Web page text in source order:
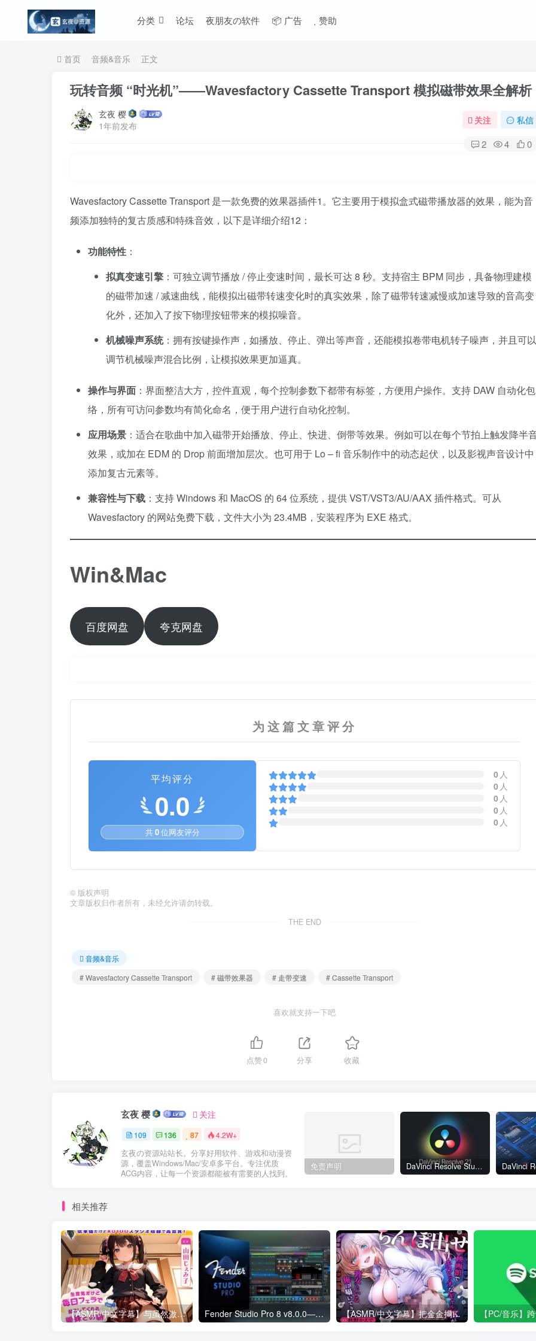
分类 论坛 夜朋友の软件 📦 广告 赞助
首页 音频&音乐 正文
玩转音频 “时光机”——Wavesfactory Cassette Transport 模拟磁带效果全解析
玄夜 樱
1年前发布
关注 私信
2 4 0
Wavesfactory Cassette Transport 是一款免费的效果器插件1。它主要用于模拟盒式磁带播放器的效果，能为音
频添加独特的复古质感和特殊音效，以下是详细介绍12：
功能特性 ：
拟真变速引擎 ：可独立调节播放 / 停止变速时间，最长可达 8 秒。支持宿主 BPM 同步，具备物理建模
的磁带加速 / 减速曲线，能模拟出磁带转速变化时的真实效果，除了磁带转速减慢或加速导致的音高变
化外，还加入了按下物理按钮带来的模拟噪音。
机械噪声系统：拥有按键操作声，如播放、停止、弹出等声音，还能模拟卷带电机转子噪声，并且可以
调节机械噪声混合比例，让模拟效果更加逼真。
操作与界面 ：界面整洁大方，控件直观，每个控制参数下都带有标签，方便用户操作。支持 DAW 自动化包
络，所有可访问参数均有简化命名，便于用户进行自动化控制。
应用场景 ：适合在歌曲中加入磁带开始播放、停止、快进、倒带等效果。例如可以在每个节拍上触发降半
效果，或加在 EDM 的 Drop 前面增加层次。也可用于 Lo – fi 音乐制作中的动态起伏，以及影视声音设计中
添加复古元素等。
兼容性与下载 ：支持 Windows 和 MacOS 的 64 位系统，提供 VST/VST3/AU/AAX 插件格式。可从
Wavesfactory 的网站免费下载，文件大小为 23.4MB，安装程序为 EXE 格式。
Win&Mac
百度网盘 夸克网盘
为这篇文章评分
平均评分
0.0
共0位网友评分
0 人
0 人
0 人
0 人
0 人
© 版权声明
文章版权归作者所有，未经允许请勿转载。
THE END
音频&音乐
# Wavesfactory Cassette Transport
# 磁带效果器 # 走带变速 # Cassette Transport
喜欢就支持一下吧
点赞0 分享 收藏
玄夜 樱 关注
109 136 87 4.2W+
玄夜の资源站站长。分享好用软件、游戏和动漫资
源，覆盖Windows/Mac/安卓多平台。专注优质
ACG内容，让每一个资源都能被有需要的人找到。
免责声明 DaVinci Resolve Studio 21.0b1：全能后期工作站，AI 与照片处理划时代升级
相关推荐
【ASMR/中文字幕】与虽然傲慢但每天都会用口交叫醒我的义妹过的早上 CV.山田じぇみ子 Fender Studio Pro 8 v8.0.0——品牌迭代与音色生态革新 【ASMR/中文字幕】把金金掏出来，在电影院里，一个性感的辣妹女高中生对着和女朋友在一起的我轻声细语。 CV.秋野かえで